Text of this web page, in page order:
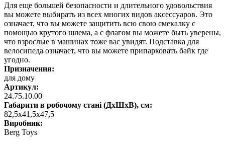
Для еще большей безопасности и длительного удовольствия
вы можете выбирать из всех многих видов аксессуаров. Это
означает, что вы можете защитить всю свою смекалку с
помощью крутого шлема, а с флагом вы можете быть уверены,
что взрослые в машинах тоже вас увидят. Подставка для
велосипеда означает, что вы можете припарковать байк где
угодно.
Призначення:
для дому
Артикул:
24.75.10.00
Габарити в робочому стані (ДхШхВ), см:
82,5x41,5x47,5
Виробник:
Berg Toys